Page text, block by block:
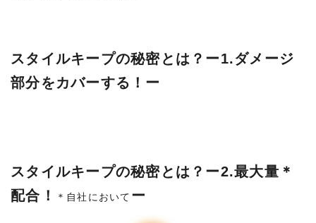
スタイルキープの秘密とは？ー1.ダメージ
部分をカバーする！ー
スタイルキープの秘密とは？ー2.最大量＊
配合！
＊自社において ー